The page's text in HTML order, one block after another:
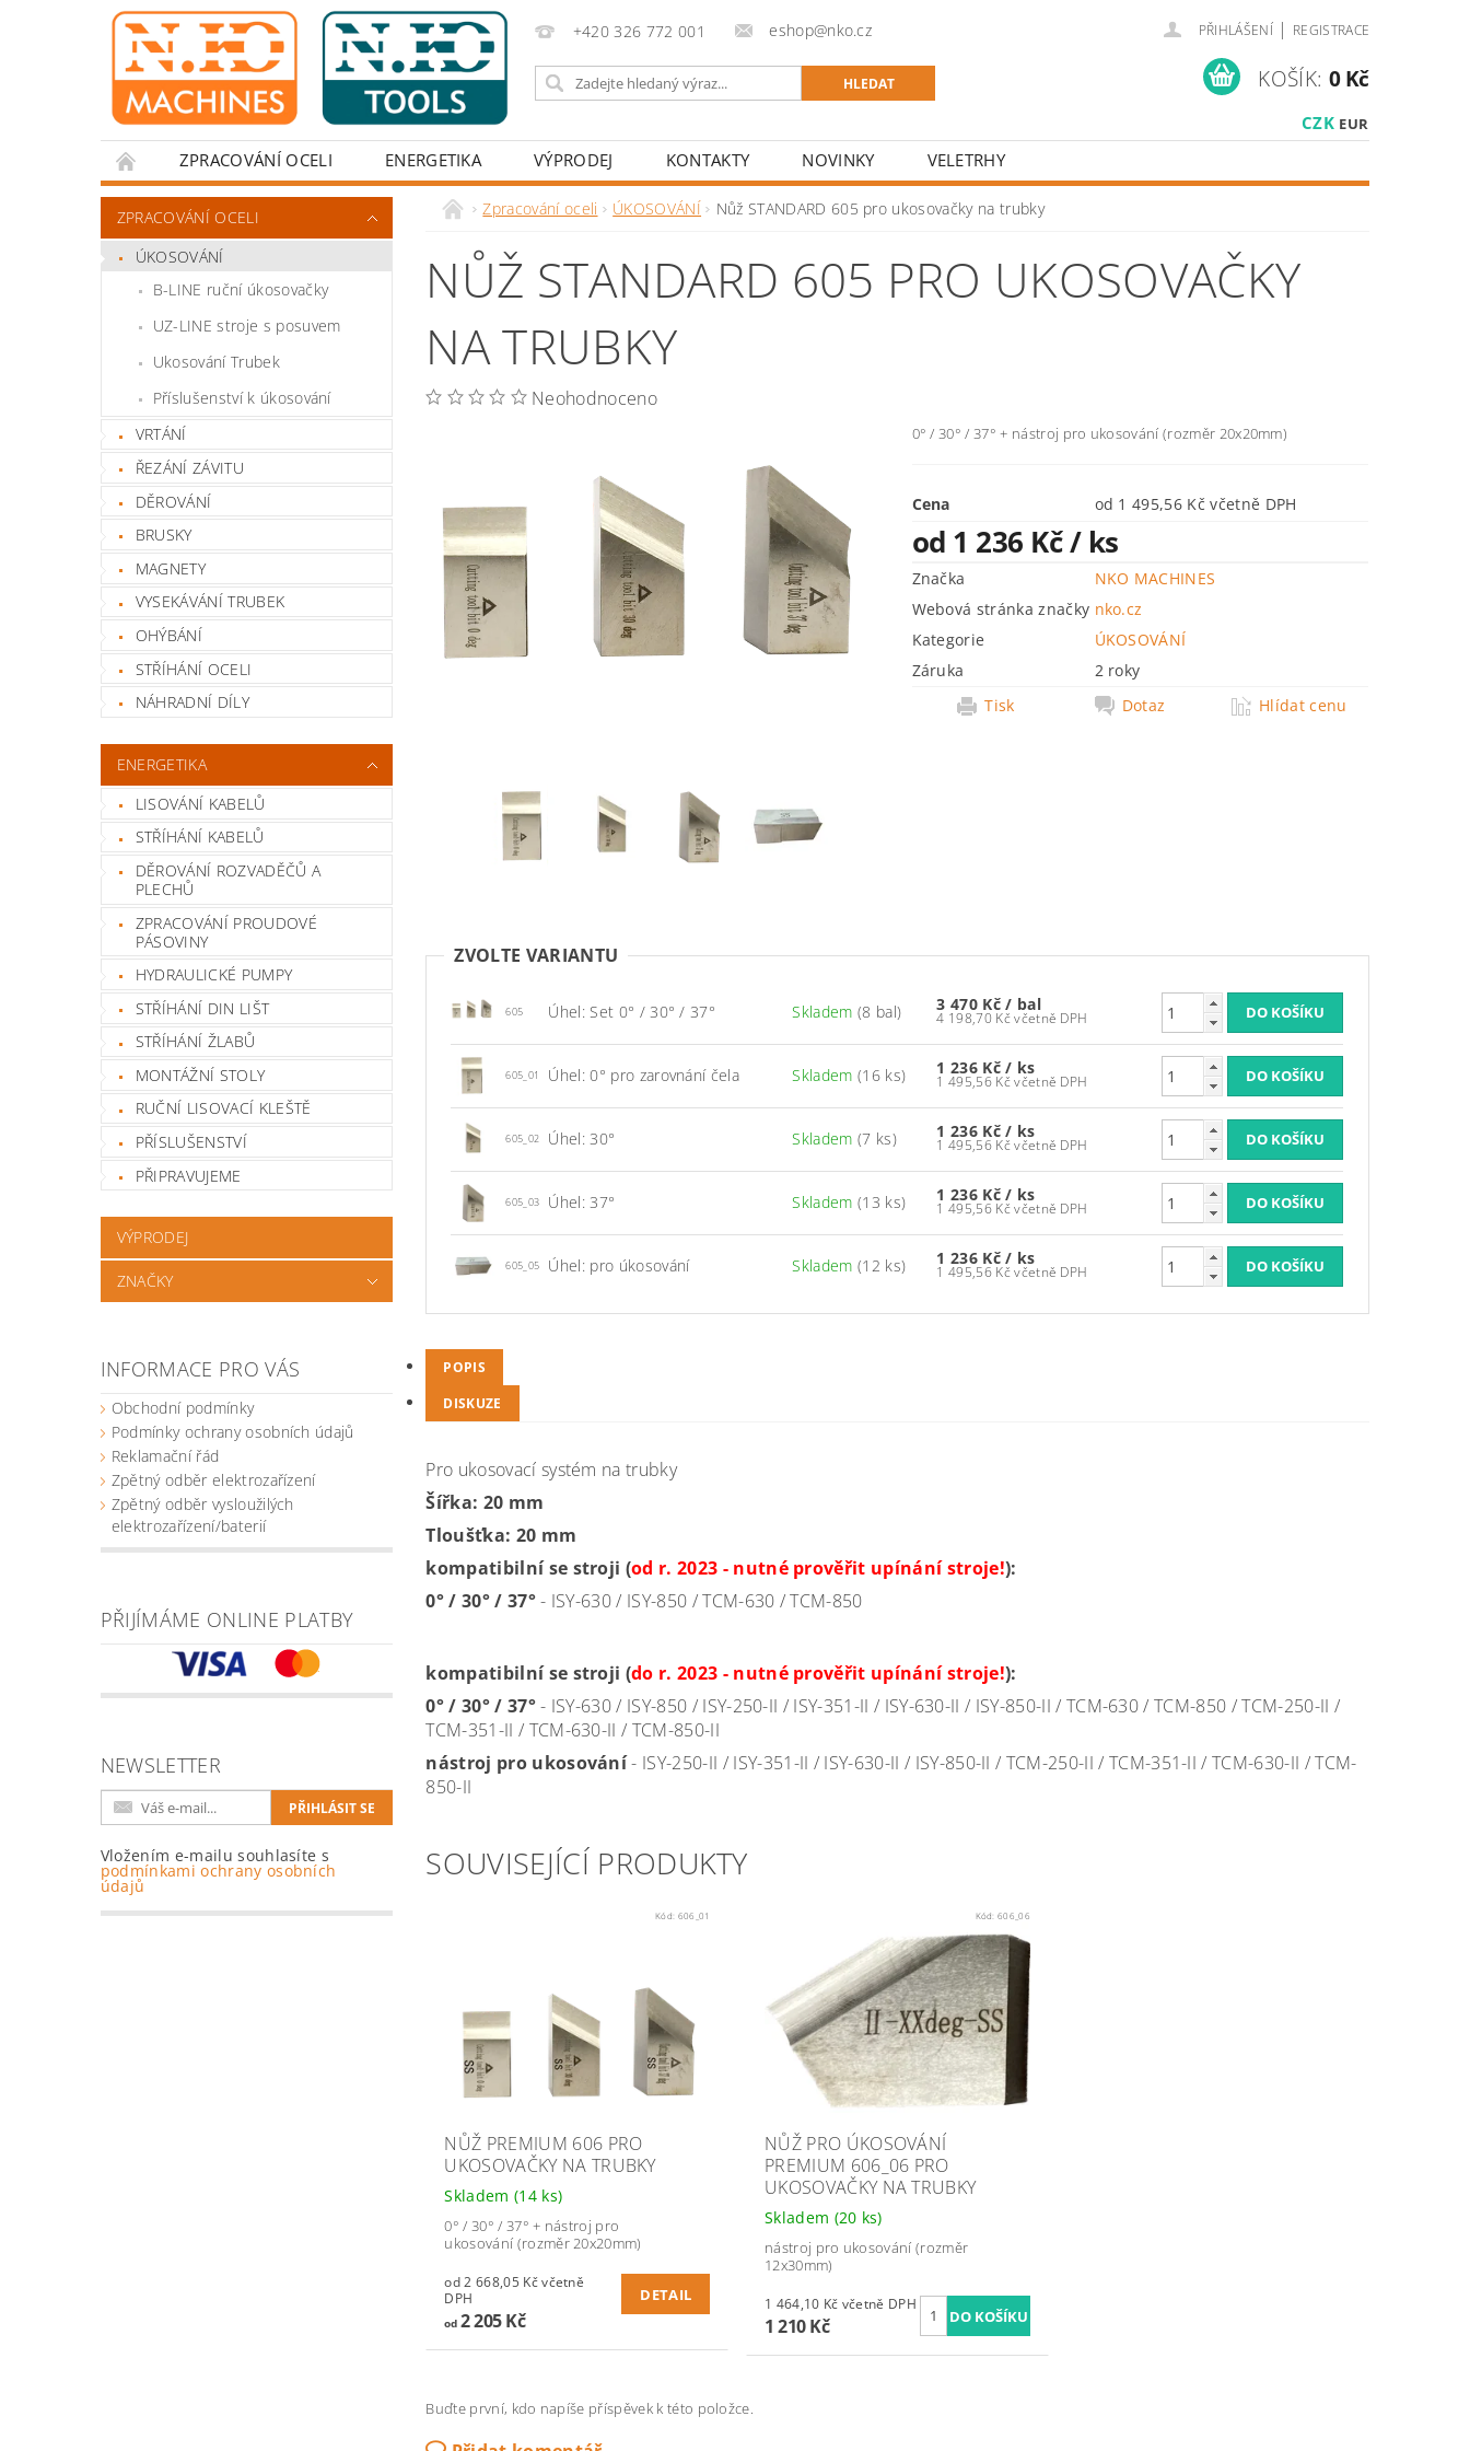
+420 326 772 001 eshop@nko.cz PŘIHLÁŠENÍ | REGISTRACE
CZK EUR
KOŠÍK: 0 Kč
ZPRACOVÁNÍ OCELI ENERGETIKA VÝPRODEJ KONTAKTY NOVINKY VELETRHY
ZPRACOVÁNÍ OCELI
ÚKOSOVÁNÍ
B-LINE ruční úkosovačky
UZ-LINE stroje s posuvem
Ukosování Trubek
Příslušenství k úkosování
VRTÁNÍ
ŘEZÁNÍ ZÁVITU
DĚROVÁNÍ
BRUSKY
MAGNETY
VYSEKÁVÁNÍ TRUBEK
OHÝBÁNÍ
STŘÍHÁNÍ OCELI
NÁHRADNÍ DÍLY
ENERGETIKA
LISOVÁNÍ KABELŮ
STŘÍHÁNÍ KABELŮ
DĚROVÁNÍ ROZVADĚČŮ A
PLECHŮ
ZPRACOVÁNÍ PROUDOVÉ
PÁSOVINY
HYDRAULICKÉ PUMPY
STŘÍHÁNÍ DIN LIŠT
STŘÍHÁNÍ ŽLABŮ
MONTÁŽNÍ STOLY
RUČNÍ LISOVACÍ KLEŠTĚ
PŘÍSLUŠENSTVÍ
PŘIPRAVUJEME
VÝPRODEJ
ZNAČKY
INFORMACE PRO VÁS
Obchodní podmínky
Podmínky ochrany osobních údajů
Reklamační řád
Zpětný odběr elektrozařízení
Zpětný odběr vysloužilých
elektrozařízení/baterií
PŘIJÍMÁME ONLINE PLATBY
NEWSLETTER
Vložením e-mailu souhlasíte s
podmínkami ochrany osobních
údajů
Zpracování oceli ÚKOSOVÁNÍ Nůž STANDARD 605 pro ukosovačky na trubky
NŮŽ STANDARD 605 PRO UKOSOVAČKY
NA TRUBKY
Neohodnoceno
0° / 30° / 37° + nástroj pro ukosování (rozměr 20x20mm)
Cena od 1 495,56 Kč včetně DPH
od 1 236 Kč/ ks
Značka
NKO MACHINES
Webová stránka značky nko.cz
Kategorie
ÚKOSOVÁNÍ
Záruka
2 roky
Tisk
Dotaz Hlídat cenu
ZVOLTE VARIANTU
605 Úhel: Set 0° / 30° / 37° Skladem (8 bal) 3 470 Kč/ bal
4 198,70 Kč včetně DPH
605_01 Úhel: 0° pro zarovnání čela Skladem (16 ks) 1 236 Kč/ ks
1 495,56 Kč včetně DPH
605_02 Úhel: 30° Skladem (7 ks) 1 236 Kč/ ks
1 495,56 Kč včetně DPH
605_03 Úhel: 37° Skladem (13 ks) 1 236 Kč/ ks
1 495,56 Kč včetně DPH
605_05 Úhel: pro úkosování Skladem (12 ks) 1 236 Kč/ ks
1 495,56 Kč včetně DPH
POPIS
DISKUZE
Pro ukosovací systém na trubky
Šířka: 20 mm
Tloušťka: 20 mm
kompatibilní se stroji (od r. 2023 - nutné prověřit upínání stroje!):
0° / 30° / 37°- ISY-630 / ISY-850 / TCM-630 / TCM-850
kompatibilní se stroji (do r. 2023 - nutné prověřit upínání stroje!):
0° / 30° / 37°- ISY-630 / ISY-850 / ISY-250-II / ISY-351-II / ISY-630-II / ISY-850-II / TCM-630 / TCM-850 / TCM-250-II /
TCM-351-II / TCM-630-II / TCM-850-II
nástroj pro ukosování- ISY-250-II / ISY-351-II / ISY-630-II / ISY-850-II / TCM-250-II / TCM-351-II / TCM-630-II / TCM-
850-II
SOUVISEJÍCÍ PRODUKTY
Kód: 606_01
NŮŽ PREMIUM 606 PRO
UKOSOVAČKY NA TRUBKY
Skladem (14 ks)
0° / 30° / 37° + nástroj pro
ukosování (rozměr 20x20mm)
od 2 668,05 Kč včetně
DPH
od2 205 Kč
DETAIL
Kód:606_06
NŮŽ PRO ÚKOSOVÁNÍ
PREMIUM 606_06 PRO
UKOSOVAČKY NA TRUBKY
Skladem (20 ks)
nástroj pro ukosování (rozměr
12x30mm)
1 464,10 Kč včetně DPH
1 210 Kč
Buďte první, kdo napíše příspěvek k této položce.